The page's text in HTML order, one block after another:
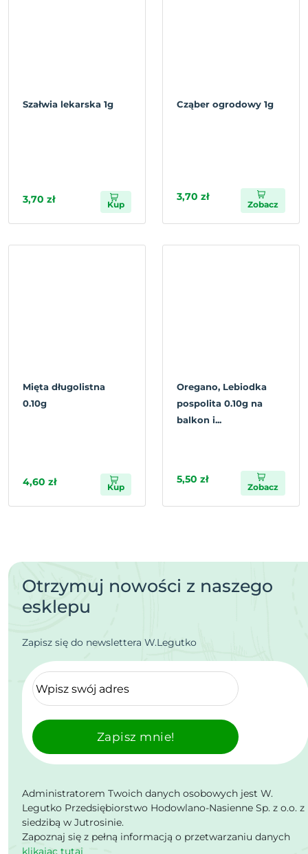
Szałwia lekarska 1g
3,70 zł Kup
Cząber ogrodowy 1g
3,70 zł
Zobacz
Mięta długolistna
0.10g
4,60 zł Kup
Oregano, Lebiodka
pospolita 0.10g na
balkon i...
5,50 zł
Zobacz
Otrzymuj nowości z naszego
esklepu
Zapisz się do newslettera W.Legutko
Zapisz mnie!
Administratorem Twoich danych osobowych jest W.
Legutko Przedsiębiorstwo Hodowlano-Nasienne Sp. z o.o. z
siedzibą w Jutrosinie.
Zapoznaj się z pełną informacją o przetwarzaniu danych
klikając tutaj